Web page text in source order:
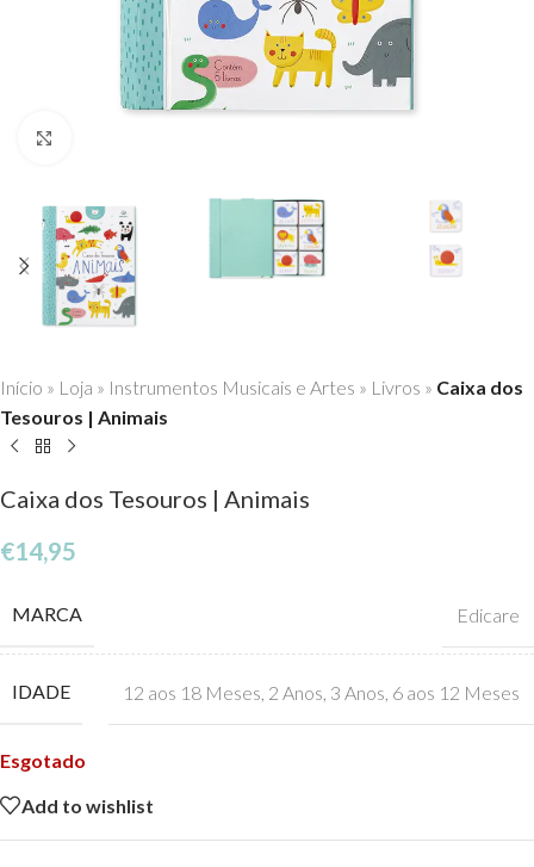
Início » Loja » Instrumentos Musicais e Artes » Livros » Caixa dos
Tesouros | Animais
Caixa dos Tesouros | Animais
€14,95
MARCA Edicare
IDADE 12 aos 18 Meses 2 Anos 3 Anos 6 aos 12 Meses
Esgotado
Add to wishlist